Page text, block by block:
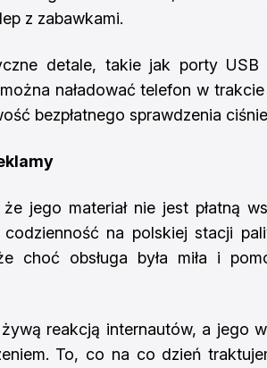
z zabawkami.
detale, takie jak porty
naładować telefon w
bezpłatnego sprawdzenia
jego materiał nie jest płatną
na polskiej stacji
choć obsługa była miła i
reakcją internautów, a jego
To, co na co dzień